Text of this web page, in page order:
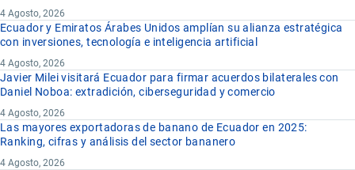
4 Agosto, 2026
Ecuador y Emiratos Árabes Unidos amplían su alianza estratégica
con inversiones, tecnología e inteligencia artificial
4 Agosto, 2026
Javier Milei visitará Ecuador para firmar acuerdos bilaterales con
Daniel Noboa: extradición, ciberseguridad y comercio
4 Agosto, 2026
Las mayores exportadoras de banano de Ecuador en 2025:
Ranking, cifras y análisis del sector bananero
4 Agosto, 2026